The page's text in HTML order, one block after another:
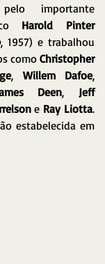
importante
Harold Pinter
, 1957) e trabalhou
como Christopher
, Willem Dafoe
Deen, Jeff
e Ray Liotta.
estabelecida em